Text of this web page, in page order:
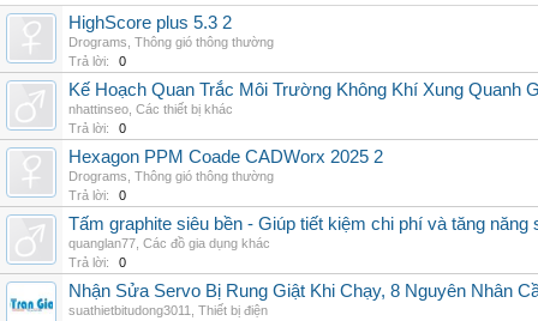
HighScore plus 5.3 2
Drograms Thông gió thông thường
Trả lời:
0
Kế Hoạch Quan Trắc Môi Trường Không Khí Xung Quanh
nhattinseo Các thiết bị khác
Trả lời:
0
Hexagon PPM Coade CADWorx 2025 2
Drograms Thông gió thông thường
Trả lời:
0
Tấm graphite siêu bền - Giúp tiết kiệm chi phí và tăng năng
quanglan77 Các đồ gia dụng khác
Trả lời:
0
Nhận Sửa Servo Bị Rung Giật Khi Chạy, 8 Nguyên Nhân
suathietbitudong3011
Thiết bị điện